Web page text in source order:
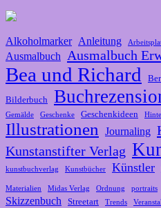
Alkoholmarker Anleitung
Ausmalbuch Ausmalbuch
Bea und Richard
Bilderbuch
Gemälde Geschenke Geschenkideen
Illustrationen Journaling
Kunstanstifter Verlag
kunstbuchverlag Kunstbücher Künstler
Materialien Midas Verlag Ordnung portraits
Skizzenbuch Streetart Trends